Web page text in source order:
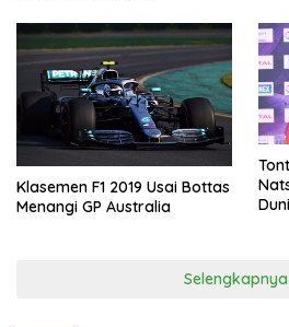
Klasemen F1 2019 Usai Bottas
Menangi GP Australia
Selengkapnya